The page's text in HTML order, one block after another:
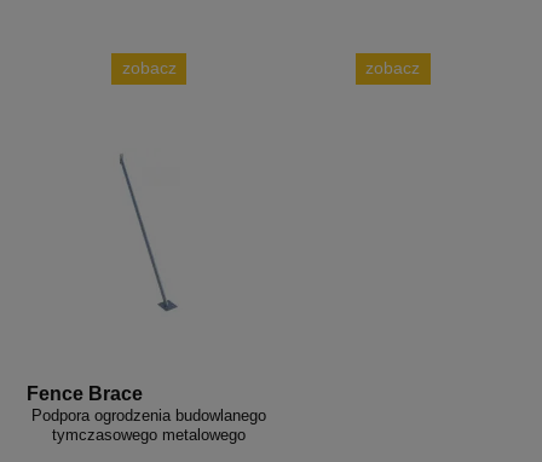
zobacz zobacz
Fence Brace
Podpora ogrodzenia budowlanego
tymczasowego metalowego